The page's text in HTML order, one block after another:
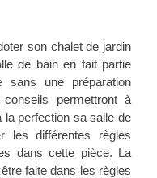
son chalet de jardin
de bain en fait partie
sans une préparation
permettront à
la perfection sa salle de
les différentes règles
dans cette pièce. La
faite dans les règles